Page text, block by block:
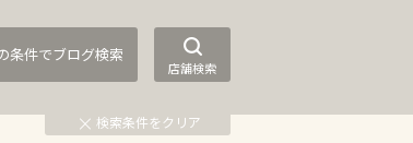
店舗検索
検索条件をクリア